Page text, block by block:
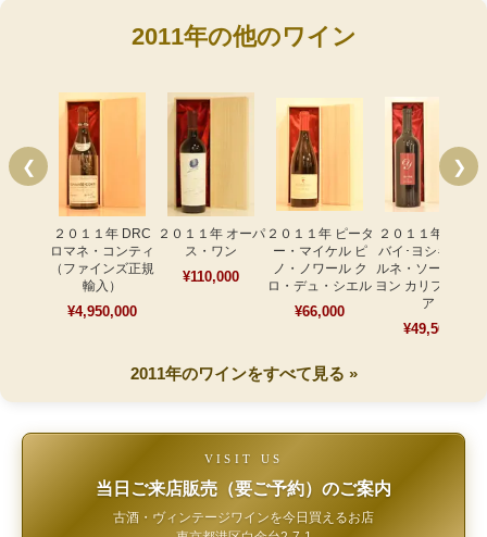
2011年の他のワイン
❮
２０１１年 DRC
ロマネ・コンティ
（ファインズ正規
輸入）
¥4,950,000
２０１１年 オーパ
ス・ワン
¥110,000
２０１１年 ピータ
ー・マイケル ピ
ノ・ノワール ク
ロ・デュ・シエル
¥66,000
２０１１年 ワイ･
バイ･ヨシキ カベ
ルネ・ソーヴィニ
ヨン カリフォルニ
ア
¥49,500
❯
2011年のワインをすべて見る »
VISIT US
当日ご来店販売（要ご予約）のご案内
古酒・ヴィンテージワインを今日買えるお店